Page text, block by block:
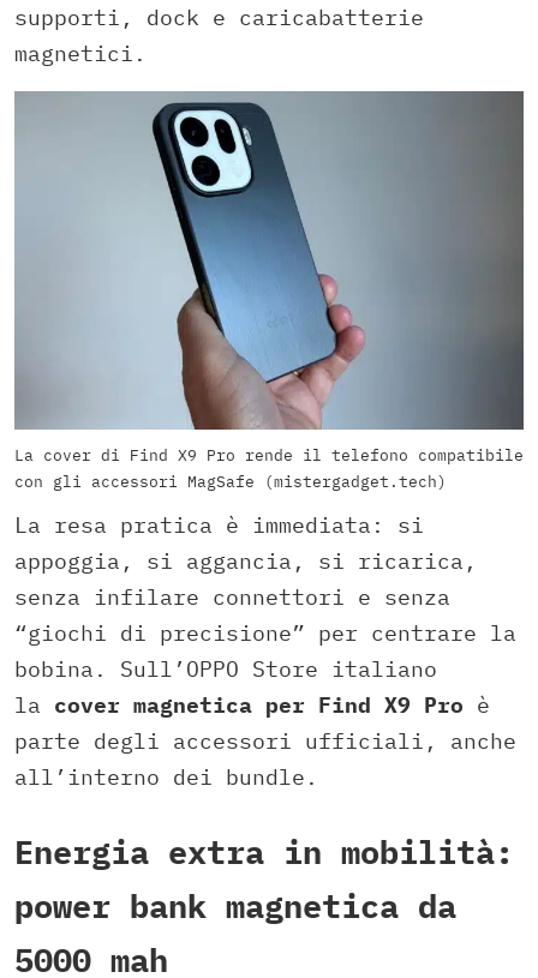
supporti, dock e caricabatterie
magnetici.
La cover di Find X9 Pro rende il telefono compatibile
con gli accessori MagSafe (mistergadget.tech)
La resa pratica è immediata: si
appoggia, si aggancia, si ricarica,
senza infilare connettori e senza
“giochi di precisione” per centrare la
bobina. Sull’OPPO Store italiano
la cover magnetica per Find X9 Pro è
parte degli accessori ufficiali, anche
all’interno dei bundle.
Energia extra in mobilità:
power bank magnetica da
5000 mah